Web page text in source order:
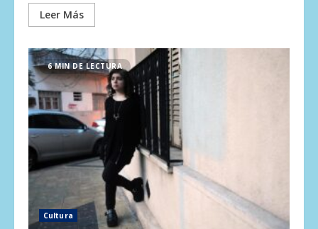
Leer Más
6 MIN DE LECTURA
Cultura